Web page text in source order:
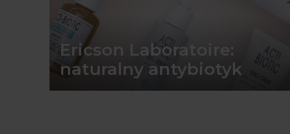
Ericson Laboratoire:
naturalny antybiotyk